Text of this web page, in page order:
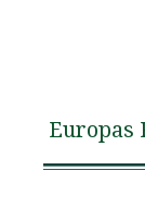
Europas